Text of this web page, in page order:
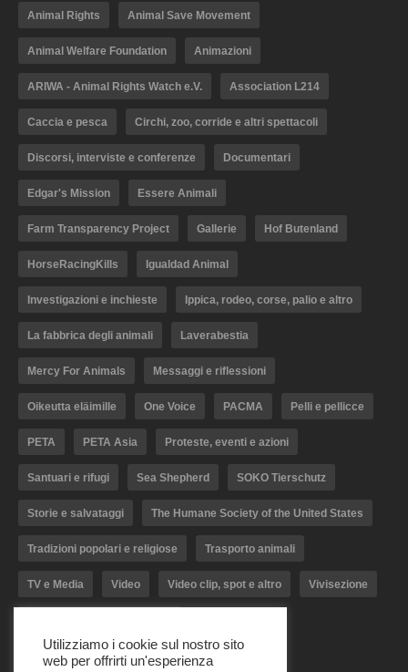
Animal Rights Animal Save Movement
Animal Welfare Foundation Animazioni
ARIWA - Animal Rights Watch e.V. Association L214
Caccia e pesca Circhi, zoo, corride e altri spettacoli
Discorsi, interviste e conferenze Documentari
Edgar's Mission Essere Animali
Farm Transparency Project Gallerie Hof Butenland
HorseRacingKills Igualdad Animal
Investigazioni e inchieste Ippica, rodeo, corse, palio e altro
La fabbrica degli animali Laverabestia
Mercy For Animals Messaggi e riflessioni
Oikeutta eläimille One Voice PACMA Pelli e pellicce
PETA PETA Asia Proteste, eventi e azioni
Santuari e rifugi Sea Shepherd SOKO Tierschutz
Storie e salvataggi The Humane Society of the United States
Tradizioni popolari e religiose Trasporto animali
TV e Media Video Video clip, spot e altro Vivisezione
Utilizziamo i cookie sul nostro sito
web per offrirti un'esperienza